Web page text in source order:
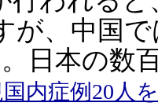
が、中国
日本の数
内症例20人